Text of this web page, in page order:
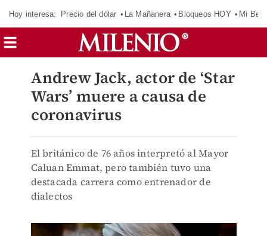
Hoy interesa: Precio del dólar La Mañanera Bloqueos HOY Mi
Andrew Jack, actor de ‘Star
Wars’ muere a causa de
coronavirus
El británico de 76 años interpretó al Mayor
Caluan Emmat, pero también tuvo una
destacada carrera como entrenador de
dialectos